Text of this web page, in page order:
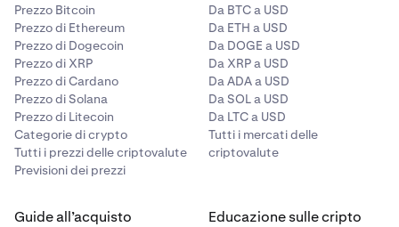
Prezzo Bitcoin
Prezzo di Ethereum
Prezzo di Dogecoin
Prezzo di XRP
Prezzo di Cardano
Prezzo di Solana
Prezzo di Litecoin
Categorie di crypto
Tutti i prezzi delle criptovalute
Previsioni dei prezzi
Da BTC a USD
Da ETH a USD
Da DOGE a USD
Da XRP a USD
Da ADA a USD
Da SOL a USD
Da LTC a USD
Tutti i mercati delle
criptovalute
Guide all’acquisto Educazione sulle cripto